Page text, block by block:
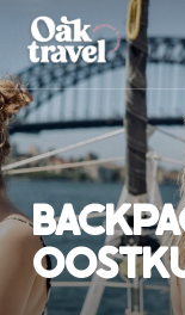
main
content